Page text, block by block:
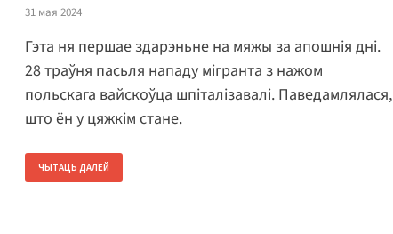
31 мая 2024
Гэта ня першае здарэньне на мяжы за апошнія дні.
28 траўня пасьля нападу мігранта з нажом
польскага вайскоўца шпіталізавалі. Паведамлялася,
што ён у цяжкім стане.
ЧЫТАЦЬ ДАЛЕЙ